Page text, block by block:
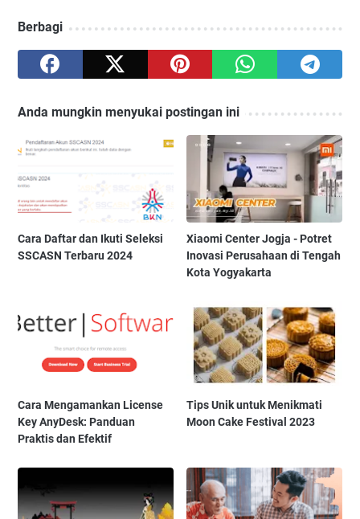
Berbagi
Anda mungkin menyukai postingan ini
Cara Daftar dan Ikuti Seleksi
SSCASN Terbaru 2024
Xiaomi Center Jogja - Potret
Inovasi Perusahaan di Tengah
Kota Yogyakarta
Cara Mengamankan License
Key AnyDesk: Panduan
Praktis dan Efektif
Tips Unik untuk Menikmati
Moon Cake Festival 2023